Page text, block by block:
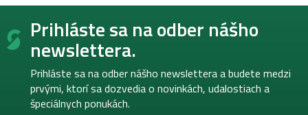
Z
Prihláste sa na odber nášho
newslettera.
Prihláste sa na odber nášho newslettera a budete medzi
prvými, ktorí sa dozvedia o novinkách, udalostiach a
špeciálnych ponukách.